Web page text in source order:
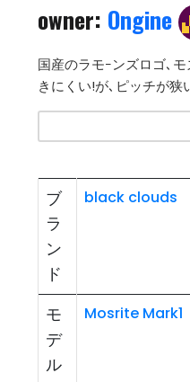
owner: Ongine
国産のラモｰンズロゴ､
きにくい!が､ピッチが狭
ブ
ラ
ン
ド
black clouds
モ
デ
ル
Mosrite Mark1